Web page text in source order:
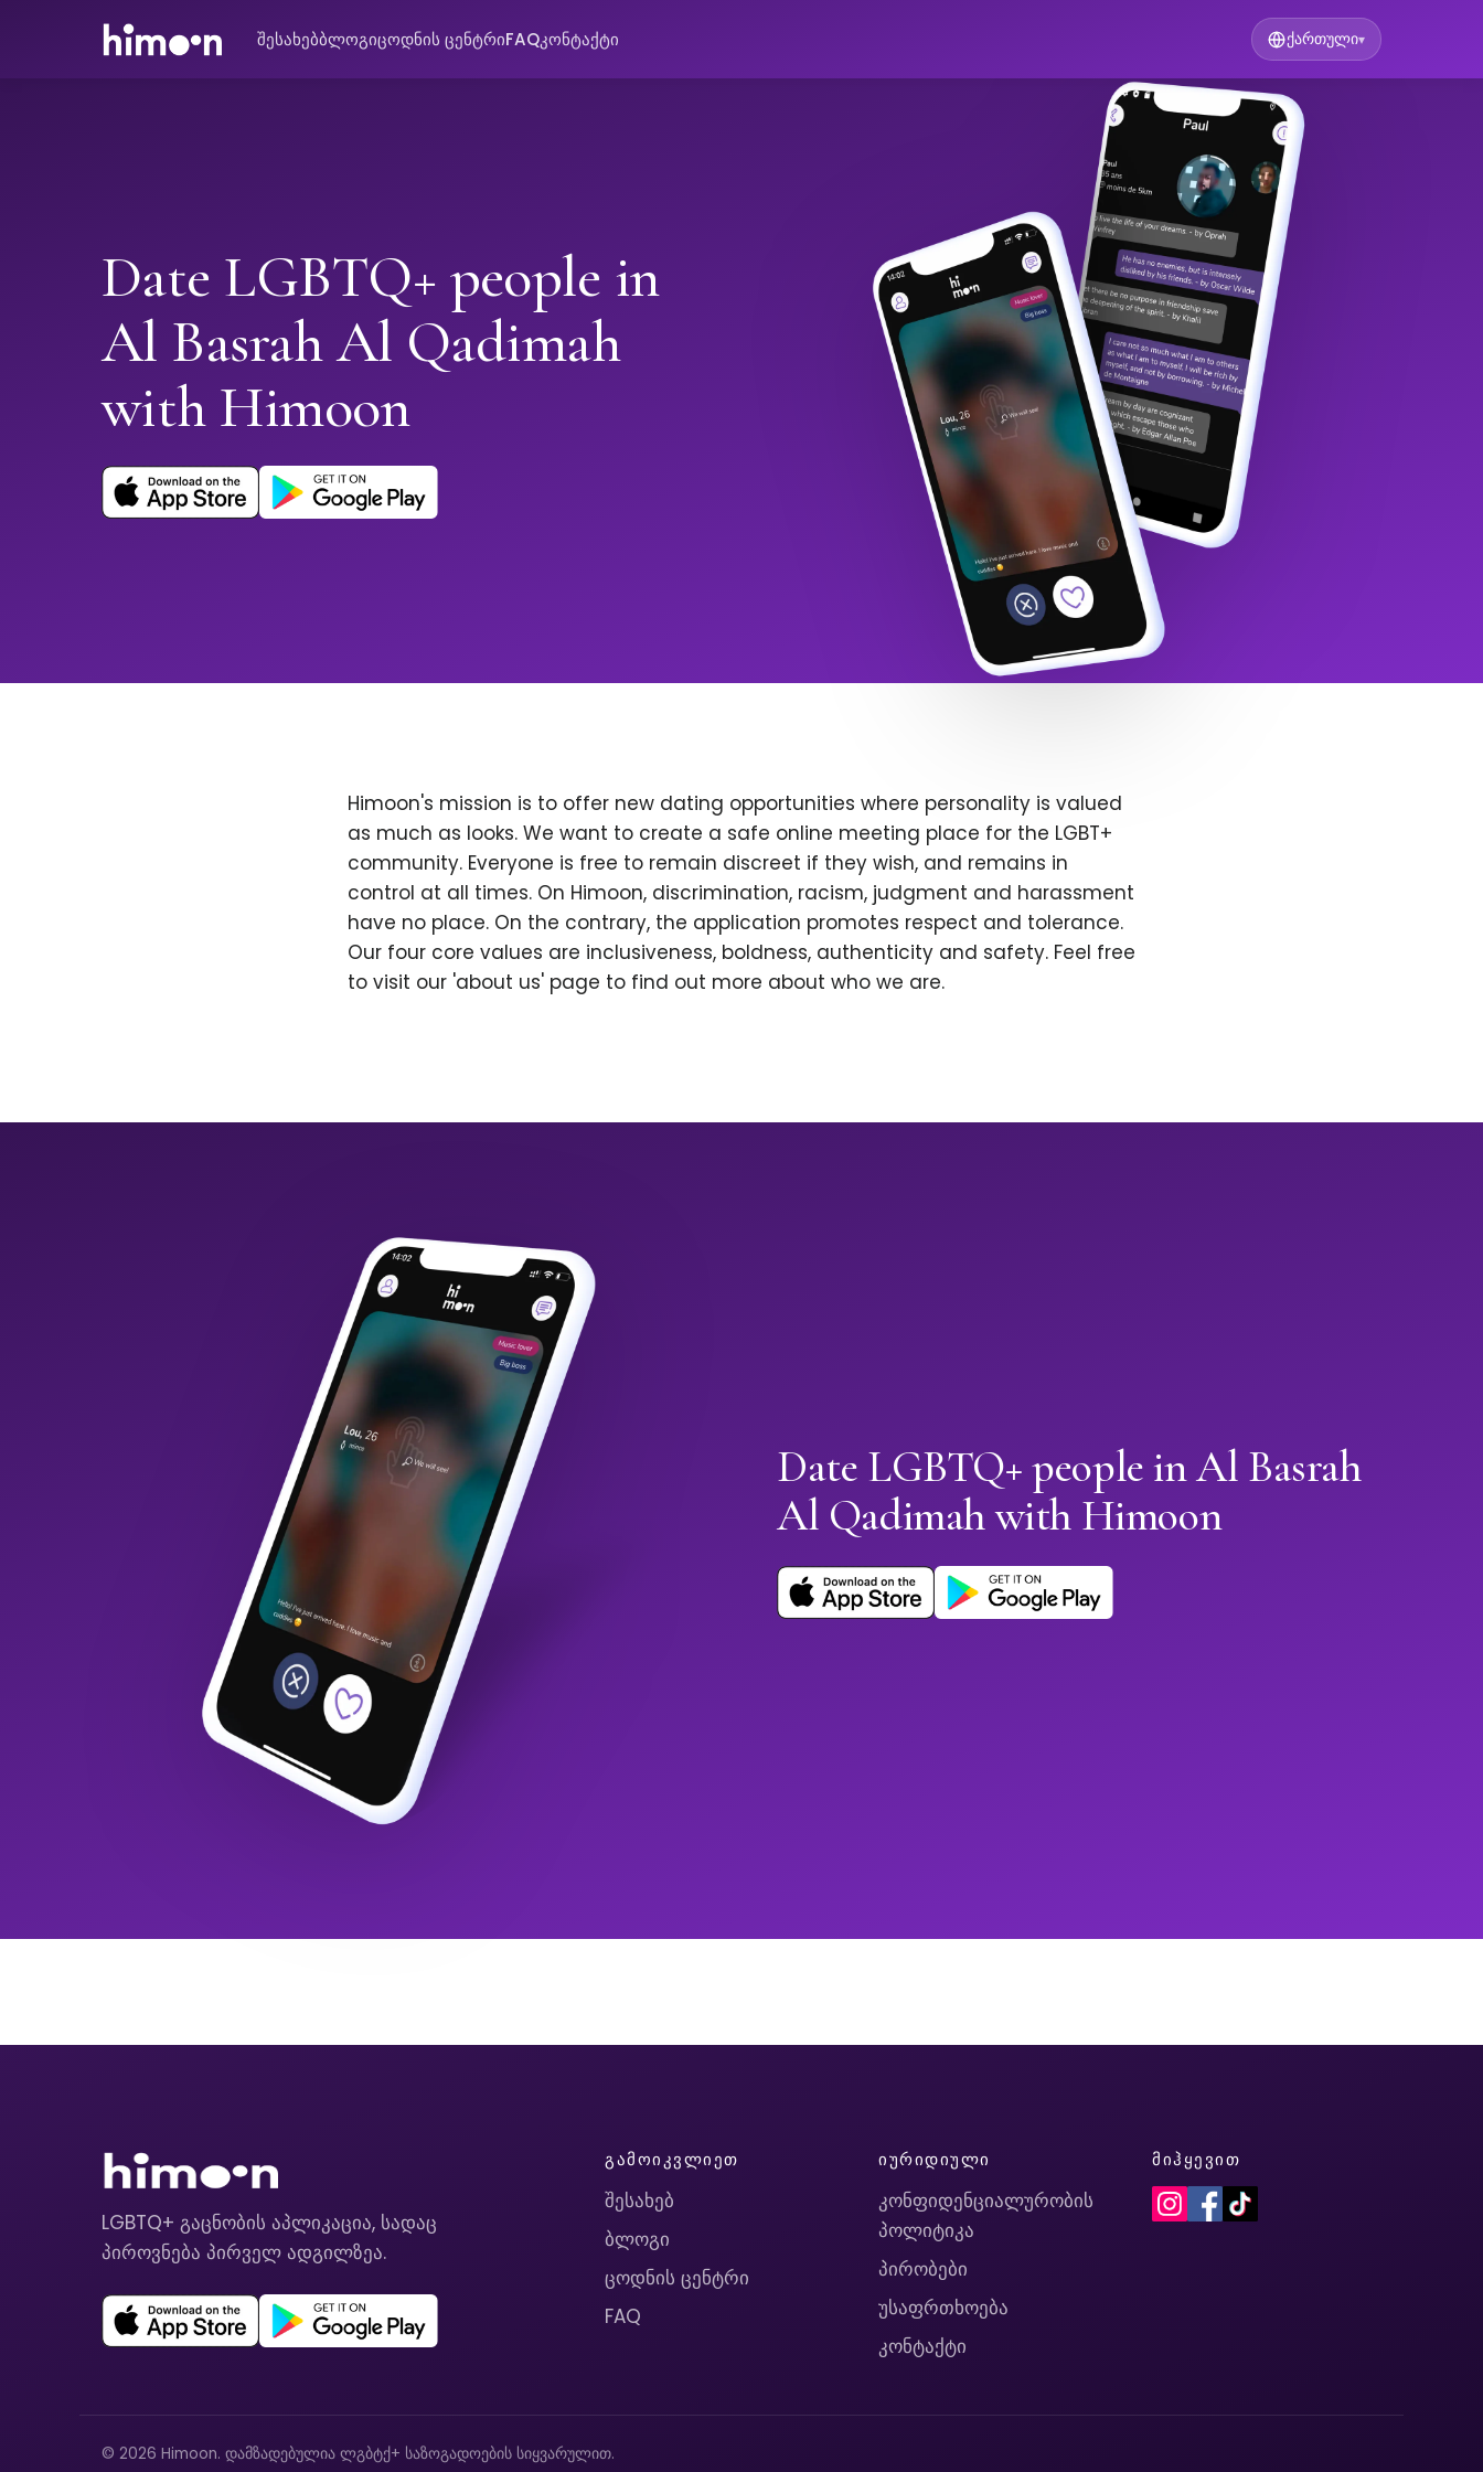
შესახებბლოგიცოდნის ცენტრიFAQკონტაქტი ქართული▾
Date LGBTQ+ people in
Al Basrah Al Qadimah
with Himoon
Himoon's mission is to offer new dating opportunities where personality is valued
as much as looks. We want to create a safe online meeting place for the LGBT+
community. Everyone is free to remain discreet if they wish, and remains in
control at all times. On Himoon, discrimination, racism, judgment and harassment
have no place. On the contrary, the application promotes respect and tolerance.
Our four core values are inclusiveness, boldness, authenticity and safety. Feel free
to visit our 'about us' page to find out more about who we are.
Date LGBTQ+ people in Al Basrah
Al Qadimah with Himoon
LGBTQ+ გაცნობის აპლიკაცია, სადაც
პიროვნება პირველ ადგილზეა.
ᲒᲐᲛᲝᲘᲙᲕᲚᲘᲔᲗ
შესახებ
ბლოგი
ცოდნის ცენტრი
FAQ
ᲘᲣᲠᲘᲓᲘᲣᲚᲘ
კონფიდენციალურობის
პოლიტიკა
პირობები
უსაფრთხოება
კონტაქტი
ᲛᲘᲰᲧᲔᲕᲘᲗ
© 2026 Himoon. დამზადებულია ლგბტქ+ საზოგადოების სიყვარულით.